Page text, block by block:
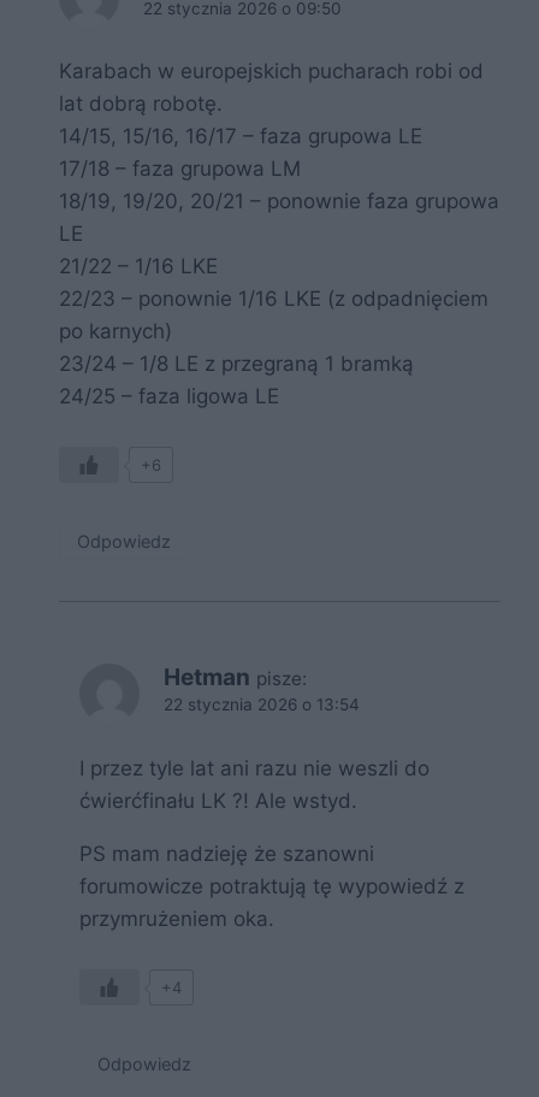
22 stycznia 2026 o 09:50
Karabach w europejskich pucharach robi od
lat dobrą robotę.
14/15, 15/16, 16/17 – faza grupowa LE
17/18 – faza grupowa LM
18/19, 19/20, 20/21 – ponownie faza grupowa
LE
21/22 – 1/16 LKE
22/23 – ponownie 1/16 LKE (z odpadnięciem
po karnych)
23/24 – 1/8 LE z przegraną 1 bramką
24/25 – faza ligowa LE
+6
Odpowiedz
Hetman pisze:
22 stycznia 2026 o 13:54
I przez tyle lat ani razu nie weszli do
ćwierćfinału LK ?! Ale wstyd.
PS mam nadzieję że szanowni
forumowicze potraktują tę wypowiedź z
przymrużeniem oka.
+4
Odpowiedz